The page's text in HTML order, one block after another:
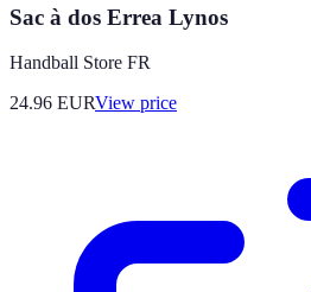
Sac à dos Errea Lynos
Handball Store FR
24.96 EURView price